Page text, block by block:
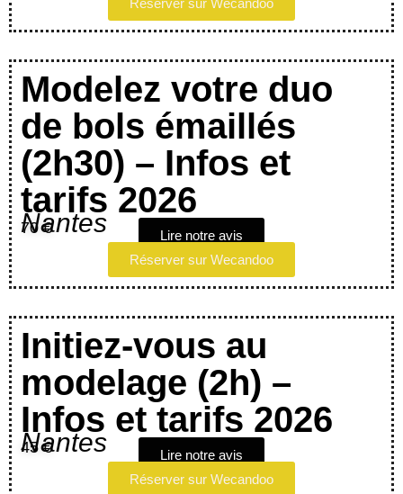
Réserver sur Wecandoo
Modelez votre duo
de bols émaillés
(2h30) – Infos et
tarifs 2026
Nantes
70 €
Lire notre avis
Réserver sur Wecandoo
Initiez-vous au
modelage (2h) –
Infos et tarifs 2026
Nantes
45 €
Lire notre avis
Réserver sur Wecandoo